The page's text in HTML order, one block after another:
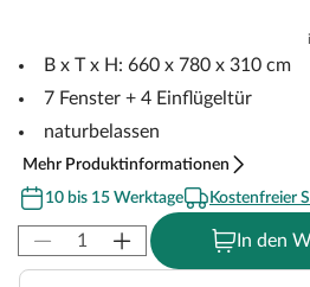
B x T x H: 660 x 780 x 310 cm
7 Fenster + 4 Einflügeltür
naturbelassen
Mehr Produktinformationen
10 bis 15 Werktage
Kostenfreier
In den